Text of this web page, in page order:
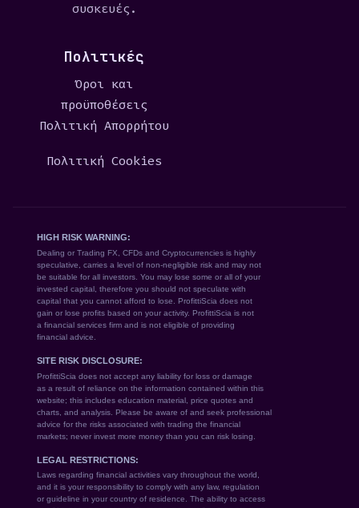
συσκευές.
Πολιτικές
Όροι και
προϋποθέσεις
Πολιτική Απορρήτου
Πολιτική Cookies